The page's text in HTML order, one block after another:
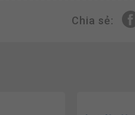
Chia sẻ: